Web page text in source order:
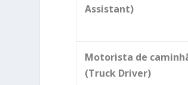
Assistant)
Motorista de
(Truck Driver)